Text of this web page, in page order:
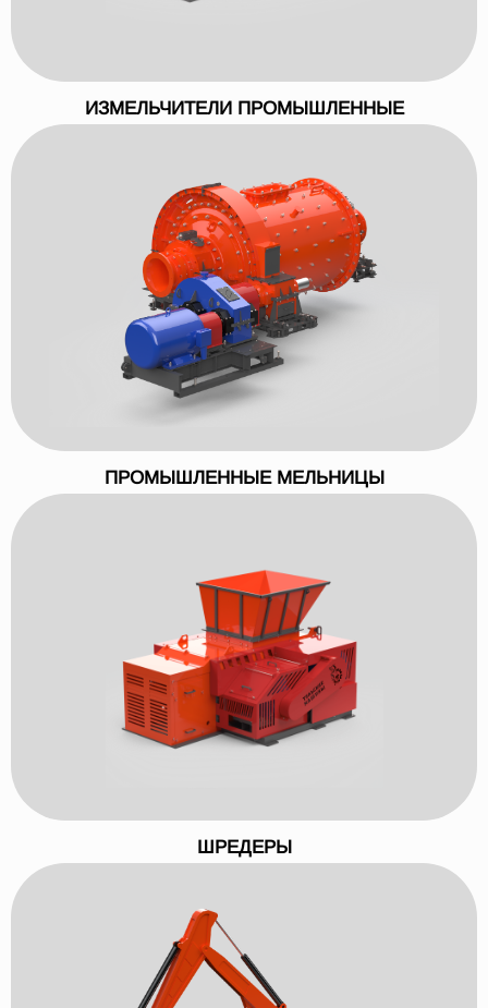
ИЗМЕЛЬЧИТЕЛИ ПРОМЫШЛЕННЫЕ
ПРОМЫШЛЕННЫЕ МЕЛЬНИЦЫ
ШРЕДЕРЫ